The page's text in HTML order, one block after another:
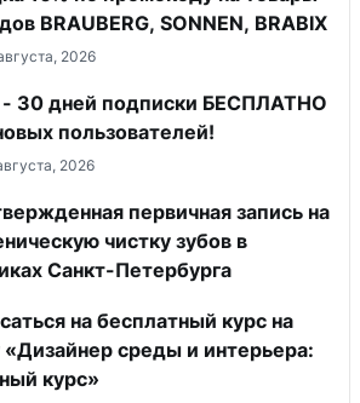
BRAUBERG, SONNEN, BRABIX
2026
- 30 дней подписки БЕСПЛАТНО
пользователей!
2026
первичная запись на
чистку зубов в
Санкт-Петербурга
на бесплатный курс на
среды и интерьера:
курс»